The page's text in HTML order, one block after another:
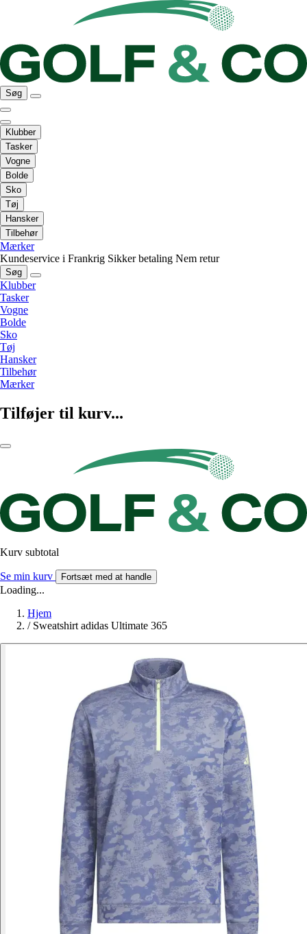
Søg
Klubber
Tasker
Vogne
Bolde
Sko
Tøj
Hansker
Tilbehør
Mærker
Kundeservice i Frankrig Sikker betaling Nem retur
Søg
Klubber
Tasker
Vogne
Bolde
Sko
Tøj
Hansker
Tilbehør
Mærker
Tilføjer til kurv...
Kurv subtotal
Se min kurv Fortsæt med at handle
Loading...
Hjem
/ Sweatshirt adidas Ultimate 365